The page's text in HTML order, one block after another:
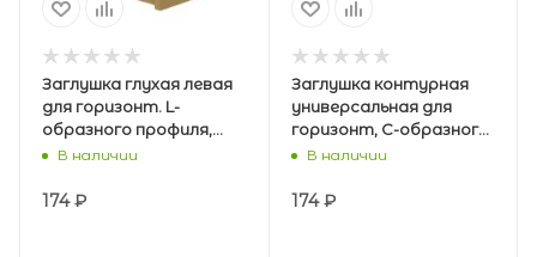
Заглушка глухая левая
для горизонт. L-
образного профиля,
золото, AQ
В наличии
174₽
Заглушка контурная
универсальная для
горизонт, C-образного
профиля,золото, AQ
В наличии
174₽